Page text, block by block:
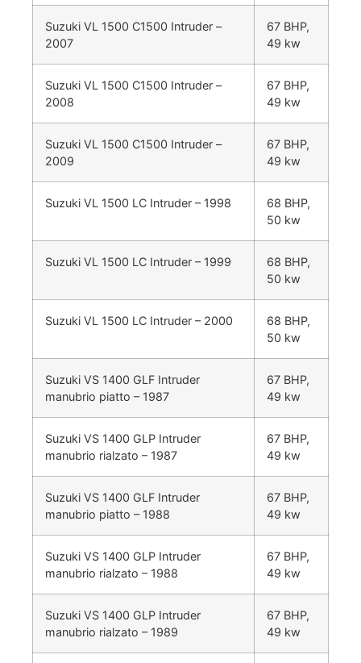
Suzuki VL 1500 C1500 Intruder –
2007
67 BHP,
49 kw
Suzuki VL 1500 C1500 Intruder –
2008
67 BHP,
49 kw
Suzuki VL 1500 C1500 Intruder –
2009
67 BHP,
49 kw
Suzuki VL 1500 LC Intruder – 1998
68 BHP,
50 kw
Suzuki VL 1500 LC Intruder – 1999
68 BHP,
50 kw
Suzuki VL 1500 LC Intruder – 2000
68 BHP,
50 kw
Suzuki VS 1400 GLF Intruder
manubrio piatto – 1987
67 BHP,
49 kw
Suzuki VS 1400 GLP Intruder
manubrio rialzato – 1987
67 BHP,
49 kw
Suzuki VS 1400 GLF Intruder
manubrio piatto – 1988
67 BHP,
49 kw
Suzuki VS 1400 GLP Intruder
manubrio rialzato – 1988
67 BHP,
49 kw
Suzuki VS 1400 GLP Intruder
manubrio rialzato – 1989
67 BHP,
49 kw